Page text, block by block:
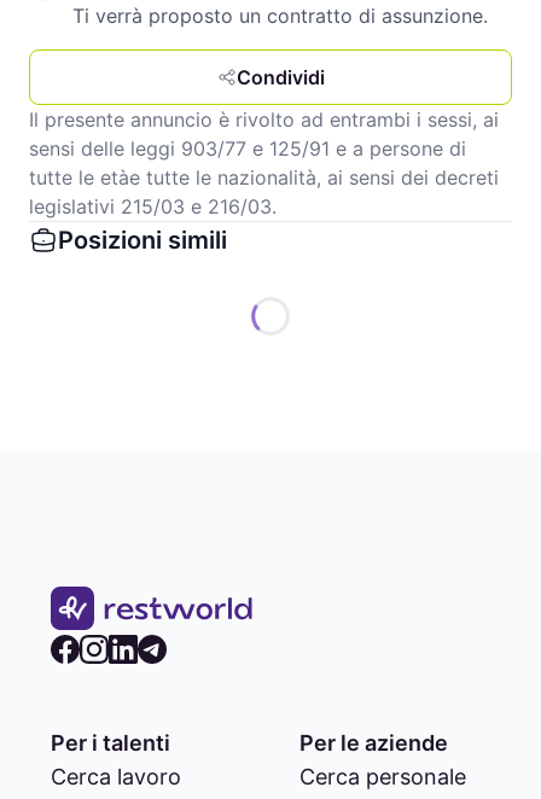
Ti verrà proposto un contratto di assunzione.
Condividi
Il presente annuncio è rivolto ad entrambi i sessi, ai
sensi delle leggi 903/77 e 125/91 e a persone di
tutte le etàe tutte le nazionalità, ai sensi dei decreti
legislativi 215/03 e 216/03.
Posizioni simili
Per i talenti
Cerca lavoro
Per le aziende
Cerca personale